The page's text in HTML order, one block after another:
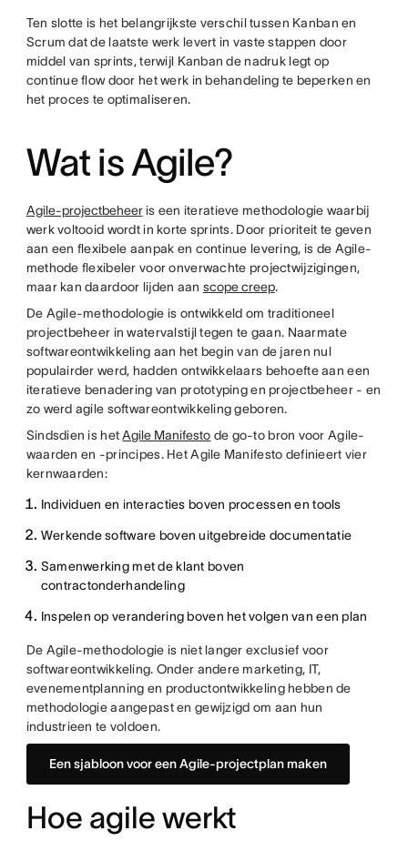
Ten slotte is het belangrijkste verschil tussen Kanban en
Scrum dat de laatste werk levert in vaste stappen door
middel van sprints, terwijl Kanban de nadruk legt op
continue flow door het werk in behandeling te beperken en
het proces te optimaliseren.
Wat is Agile?
Agile-projectbeheeris een iteratieve methodologie waarbij
werk voltooid wordt in korte sprints. Door prioriteit te geven
aan een flexibele aanpak en continue levering, is de Agile-
methode flexibeler voor onverwachte projectwijzigingen,
maar kan daardoor lijden aan scope creep.
De Agile-methodologie is ontwikkeld om traditioneel
projectbeheer in watervalstijl tegen te gaan. Naarmate
softwareontwikkeling aan het begin van de jaren nul
populairder werd, hadden ontwikkelaars behoefte aan een
iteratieve benadering van prototyping en projectbeheer - en
zo werd agile softwareontwikkeling geboren.
Sindsdien is hetAgile Manifesto de go-to bron voor Agile-
waarden en -principes. Het Agile Manifesto definieert vier
kernwaarden:
Individuen en interacties boven processen en tools
Werkende software boven uitgebreide documentatie
Samenwerking met de klant boven
contractonderhandeling
Inspelen op verandering boven het volgen van een plan
De Agile-methodologie is niet langer exclusief voor
softwareontwikkeling. Onder andere marketing, IT,
evenementplanning en productontwikkeling hebben de
methodologie aangepast en gewijzigd om aan hun
industrieen te voldoen.
Een sjabloon voor een Agile-projectplan maken
Hoe agile werkt